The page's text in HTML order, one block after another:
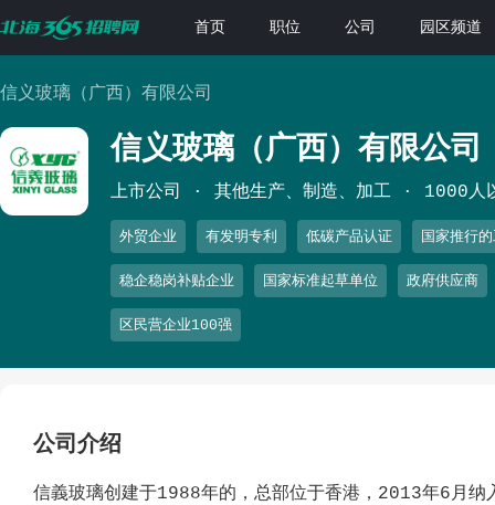
首页 职位 公司 园区频道
信义玻璃（广西）有限公司
信义玻璃（广西）有限公司
上市公司 其他生产、制造、加工 1000人
外贸企业 有发明专利 低碳产品认证 国家推行
稳企稳岗补贴企业 国家标准起草单位 政府供应商
区民营企业100强
公司介绍
信義玻璃创建于1988年的，总部位于香港，2013年6月